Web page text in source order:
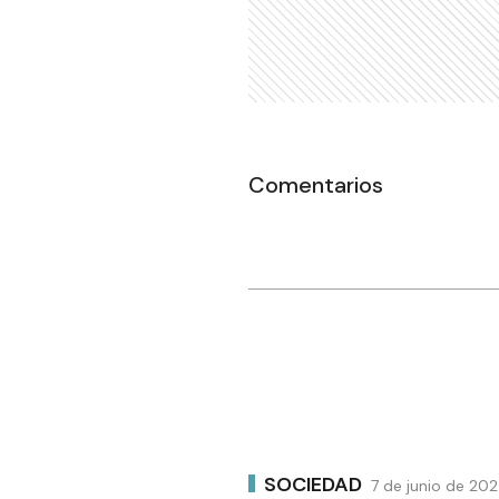
Comentarios
SOCIEDAD 7 de junio de